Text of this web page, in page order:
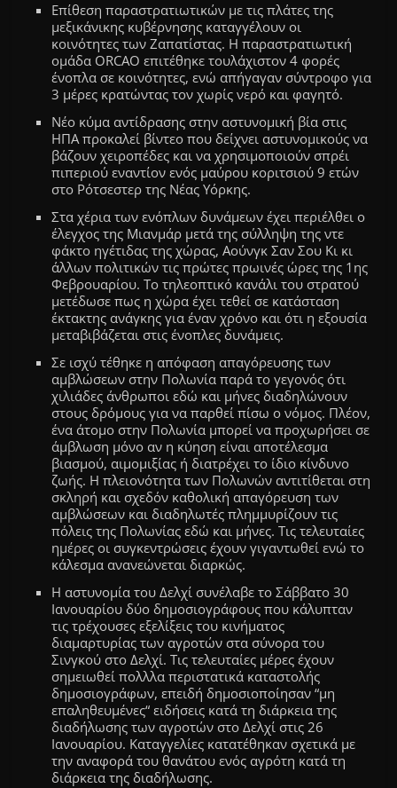
Επίθεση παραστρατιωτικών με τις πλάτες της
μεξικάνικης κυβέρνησης καταγγέλουν οι
κοινότητες των Ζαπατίστας. Η παραστρατιωτική
ομάδα ORCAO επιτέθηκε τουλάχιστον 4 φορές
ένοπλα σε κοινότητες, ενώ απήγαγαν σύντροφο για
3 μέρες κρατώντας τον χωρίς νερό και φαγητό.
Νέο κύμα αντίδρασης στην αστυνομική βία στις
ΗΠΑ προκαλεί βίντεο που δείχνει αστυνομικούς να
βάζουν χειροπέδες και να χρησιμοποιούν σπρέι
πιπεριού εναντίον ενός μαύρου κοριτσιού 9 ετών
στο Ρότσεστερ της Νέας Υόρκης.
Στα χέρια των ενόπλων δυνάμεων έχει περιέλθει ο
έλεγχος της Μιανμάρ μετά της σύλληψη της ντε
φάκτο ηγέτιδας της χώρας, Αούνγκ Σαν Σου Κι κι
άλλων πολιτικών τις πρώτες πρωινές ώρες της 1ης
Φεβρουαρίου. Το τηλεοπτικό κανάλι του στρατού
μετέδωσε πως η χώρα έχει τεθεί σε κατάσταση
έκτακτης ανάγκης για έναν χρόνο και ότι η εξουσία
μεταβιβάζεται στις ένοπλες δυνάμεις.
Σε ισχύ τέθηκε η απόφαση απαγόρευσης των
αμβλώσεων στην Πολωνία παρά το γεγονός ότι
χιλιάδες άνθρωποι εδώ και μήνες διαδηλώνουν
στους δρόμους για να παρθεί πίσω ο νόμος. Πλέον,
ένα άτομο στην Πολωνία μπορεί να προχωρήσει σε
άμβλωση μόνο αν η κύηση είναι αποτέλεσμα
βιασμού, αιμομιξίας ή διατρέχειτο ίδιο κίνδυνο
ζωής. Η πλειονότητα των Πολωνών αντιτίθεται στη
σκληρή και σχεδόν καθολική απαγόρευση των
αμβλώσεων και διαδηλωτές πλημμυρίζουν τις
πόλεις της Πολωνίας εδώ και μήνες. Τις τελευταίες
ημέρες οι συγκεντρώσεις έχουν γιγαντωθεί ενώ το
κάλεσμα ανανεώνεται διαρκώς.
Η αστυνομία του Δελχί συνέλαβε το Σάββατο 30
Ιανουαρίου δύο δημοσιογράφους που κάλυπταν
τις τρέχουσες εξελίξεις του κινήματος
διαμαρτυρίας των αγροτών στα σύνορα του
Σινγκού στο Δελχί. Τις τελευταίες μέρες έχουν
σημειωθεί πολλλα περιστατικά καταστολής
δημοσιογράφων, επειδή δημοσιοποίησαν“μη
επαληθευμένες“ ειδήσεις κατά τη διάρκεια της
διαδήλωσης των αγροτών στο Δελχί στις 26
Ιανουαρίου. Καταγγελίες κατατέθηκαν σχετικά με
την αναφορά του θανάτου ενός αγρότη κατά τη
διάρκεια της διαδήλωσης.